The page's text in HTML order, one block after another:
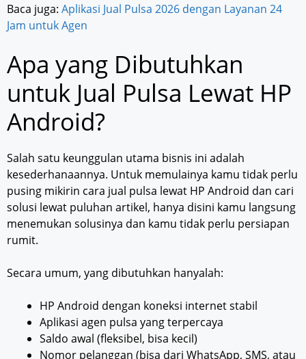
Baca juga: Aplikasi Jual Pulsa 2026 dengan Layanan 24
Jam untuk Agen
Apa yang Dibutuhkan
untuk Jual Pulsa Lewat HP
Android?
Salah satu keunggulan utama bisnis ini adalah
kesederhanaannya. Untuk memulainya kamu tidak perlu
pusing mikirin cara jual pulsa lewat HP Android dan cari
solusi lewat puluhan artikel, hanya disini kamu langsung
menemukan solusinya dan kamu tidak perlu persiapan
rumit.
Secara umum, yang dibutuhkan hanyalah:
HP Android dengan koneksi internet stabil
Aplikasi agen pulsa yang terpercaya
Saldo awal (fleksibel, bisa kecil)
Nomor pelanggan (bisa dari WhatsApp, SMS, atau